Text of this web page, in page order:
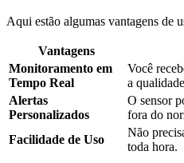
Aqui estão algumas vantagens de
Vantagens
Monitoramento em
Tempo Real
Você
a
Alertas
Personalizados
O sensor
fora do
Facilidade de Uso
Não
toda hora.